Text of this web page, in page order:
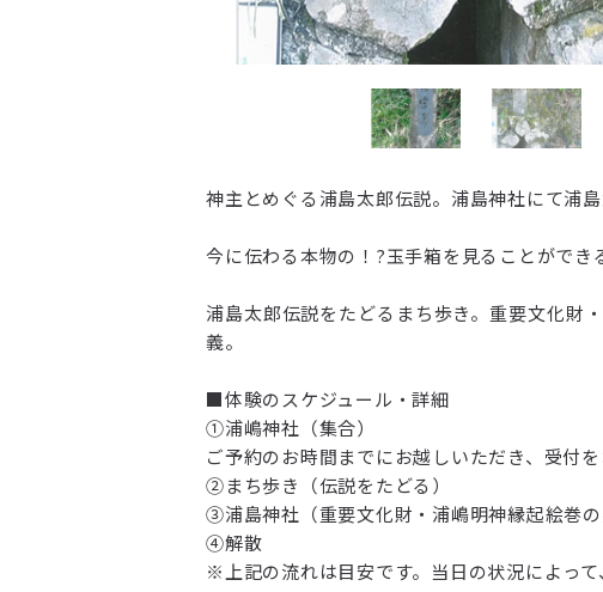
神主とめぐる浦島太郎伝説。浦島神社にて浦島
今に伝わる本物の！?玉手箱を見ることができ
浦島太郎伝説をたどるまち歩き。重要文化財
義。
■体験のスケジュール・詳細
①浦嶋神社（集合）
ご予約のお時間までにお越しいただき、受付を
②まち歩き（伝説をたどる）
③浦島神社（重要文化財・浦嶋明神縁起絵巻の
④解散
※上記の流れは目安です。当日の状況によって、